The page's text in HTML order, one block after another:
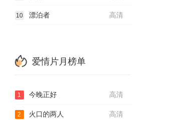
高清
10 漂泊者
爱情片月榜单
高清
1 今晚正好
高清
2 火口的两人